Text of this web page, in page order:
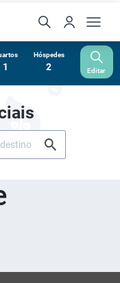
1
Hóspedes
2 Editar